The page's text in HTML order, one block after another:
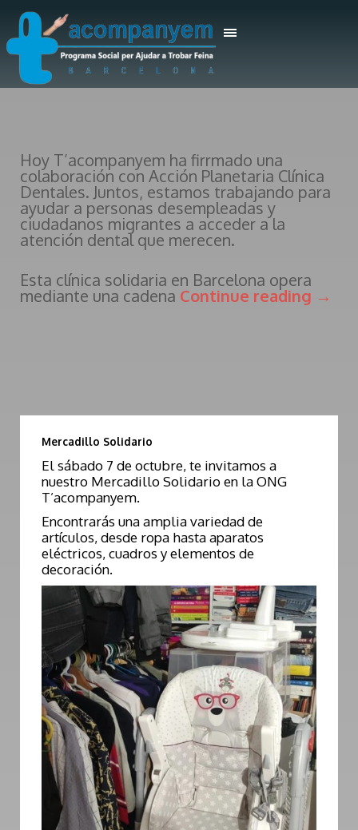
Hoy T’acompanyem ha firrmado una
colaboración con Acción Planetaria Clínica
Dentales. Juntos, estamos trabajando para
ayudar a personas desempleadas y
ciudadanos migrantes a acceder a la
atención dental que merecen.
Esta clínica solidaria en Barcelona opera
mediante una cadena Continue reading →
Mercadillo Solidario
El sábado 7 de octubre, te invitamos a
nuestro Mercadillo Solidario en la ONG
T’acompanyem.
Encontrarás una amplia variedad de
artículos, desde ropa hasta aparatos
eléctricos, cuadros y elementos de
decoración.